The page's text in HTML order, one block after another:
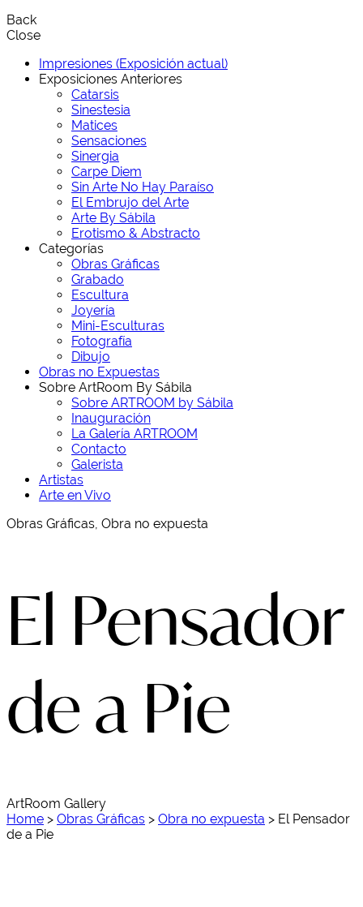
Back
Close
Impresiones (Exposición actual)
Exposiciones Anteriores
Catarsis
Sinestesia
Matices
Sensaciones
Sinergia
Carpe Diem
Sin Arte No Hay Paraíso
El Embrujo del Arte
Arte By Sábila
Erotismo & Abstracto
Categorías
Obras Gráficas
Grabado
Escultura
Joyería
Mini-Esculturas
Fotografía
Dibujo
Obras no Expuestas
Sobre ArtRoom By Sábila
Sobre ARTROOM by Sábila
Inauguración
La Galería ARTROOM
Contacto
Galerista
Artistas
Arte en Vivo
Obras Gráficas, Obra no expuesta
El Pensador
de a Pie
ArtRoom Gallery
Home > Obras Gráficas > Obra no expuesta > El Pensador
de a Pie